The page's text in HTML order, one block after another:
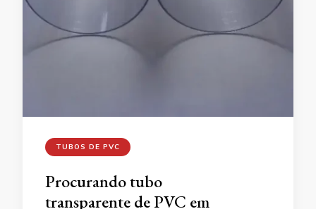
TUBOS DE PVC
Procurando tubo
transparente de PVC em